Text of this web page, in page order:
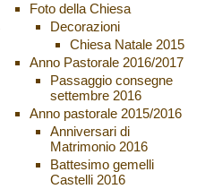
Foto della Chiesa
Decorazioni
Chiesa Natale 2015
Anno Pastorale 2016/2017
Passaggio consegne
settembre 2016
Anno pastorale 2015/2016
Anniversari di
Matrimonio 2016
Battesimo gemelli
Castelli 2016